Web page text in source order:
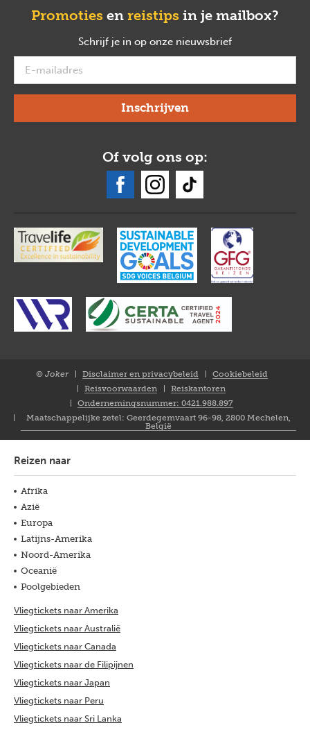
Promoties en reistips in je mailbox?
Schrijf je in op onze nieuwsbrief
Of volg ons op:
© Joker
Disclaimer en privacybeleid
Cookiebeleid
Reisvoorwaarden
Reiskantoren
Ondernemingsnummer: 0421.988.897
Maatschappelijke zetel: Geerdegemvaart 96-98, 2800 Mechelen,
België
Reizen naar
Afrika
Azië
Europa
Latijns-Amerika
Noord-Amerika
Oceanië
Poolgebieden
Vliegtickets naar Amerika
Vliegtickets naar Australië
Vliegtickets naar Canada
Vliegtickets naar de Filipijnen
Vliegtickets naar Japan
Vliegtickets naar Peru
Vliegtickets naar Sri Lanka